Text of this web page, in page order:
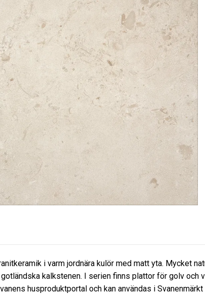
i varm jordnära kulör med matt yta. Mycket
kalkstenen. I serien finns plattor för golv
husproduktportal och kan användas i Svanenmärkt